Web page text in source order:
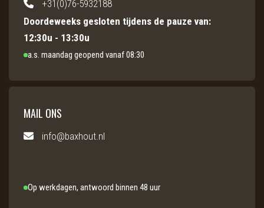
+31(0)76-5932188
Doordeweeks gesloten tijdens de pauze van:
12:30u - 13:30u
a.s. maandag geopend vanaf 08:30
MAIL ONS
info@baxhout.nl
Op werkdagen, antwoord binnen 48 uur